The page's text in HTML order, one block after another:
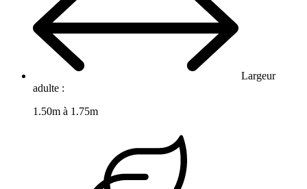
Largeur
adulte :
1.50m à 1.75m